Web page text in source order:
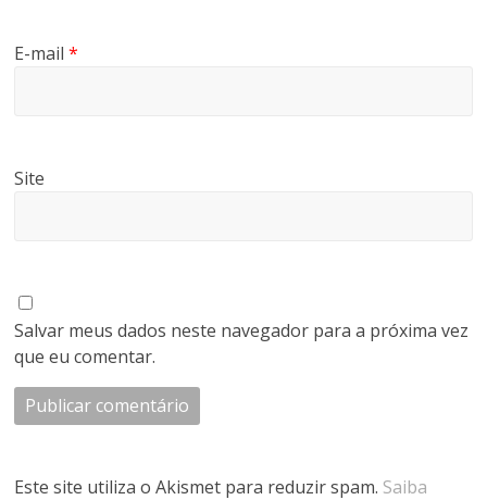
E-mail*
Site
Salvar meus dados neste navegador para a próxima vez
que eu comentar.
Este site utiliza o Akismet para reduzir spam. Saiba